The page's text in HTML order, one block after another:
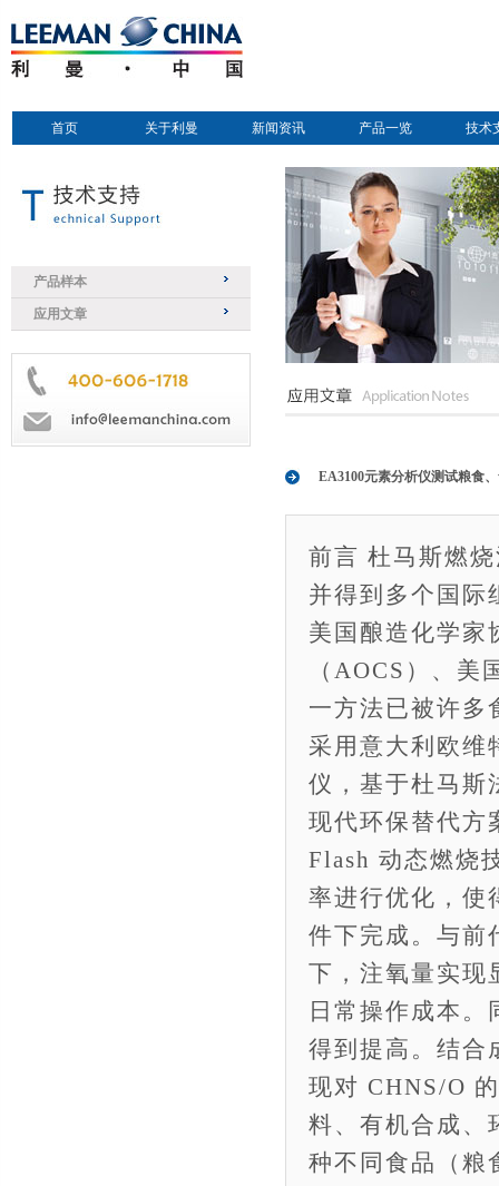
首页 关于利曼 新闻资讯 产品一览 技术
产品样本
应用文章
EA3100元素分析仪测试粮食
前言 杜马斯燃
并得到多个国际
美国酿造化学家
（AOCS）、
一方法已被许多
采用意大利欧维
仪，基于杜马斯
现代环保替代方
Flash 动态燃烧
率进行优化，使
件下完成。与前
下，注氧量实现
日常操作成本
得到提高。结合
现对 CHNS/O
料、有机合成、
种不同食品（粮